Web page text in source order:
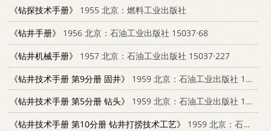
《钻探技术手册》
1955 北京：燃料工业出版社
《钻井手册》
1956 北京：石油工业出版社 15037·68
《钻井机械手册》
1957 北京：石油工业出版社 15037·227
《钻井技术手册 第9分册 固井》
1959 北京：石油工业出版社 15037·818
《钻井技术手册 第5分册 钻头》
1959 北京：石油工业出版社 15037·788
《钻井技术手册 第10分册 钻井打捞技术工艺》
1959 北京：石油工业出版社 15037·798